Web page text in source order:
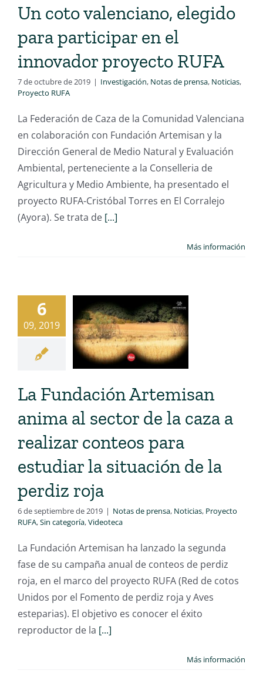
Un coto valenciano, elegido
para participar en el
innovador proyecto RUFA
7 de octubre de 2019 | Investigación, Notas de prensa, Noticias,
Proyecto RUFA
La Federación de Caza de la Comunidad Valenciana
en colaboración con Fundación Artemisan y la
Dirección General de Medio Natural y Evaluación
Ambiental, perteneciente a la Conselleria de
Agricultura y Medio Ambiente, ha presentado el
proyecto RUFA-Cristóbal Torres en El Corralejo
(Ayora). Se trata de [...]
Más información
6
09, 2019
La Fundación Artemisan
anima al sector de la caza a
realizar conteos para
estudiar la situación de la
perdiz roja
6 de septiembre de 2019 | Notas de prensa, Noticias, Proyecto
RUFA,Sin categoría,Videoteca
La Fundación Artemisan ha lanzado la segunda
fase de su campaña anual de conteos de perdiz
roja, en el marco del proyecto RUFA (Red de cotos
Unidos por el Fomento de perdiz roja y Aves
esteparias). El objetivo es conocer el éxito
reproductor de la [...]
Más información